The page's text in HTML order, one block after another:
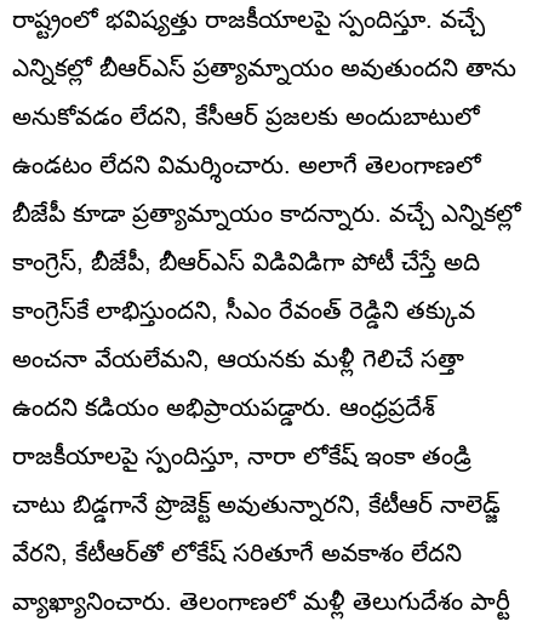
రాష్ట్రంలో భవిష్యత్తు రాజకీయాలపై స్పందిస్తూ. వచ్చే
ఎన్నికల్లో బీఆర్ఎస్ ప్రత్యామ్నాయం అవుతుందని తాను
అనుకోవడం లేదని, కేసీఆర్ ప్రజలకు అందుబాటులో
ఉండటం లేదని విమర్శించారు. అలాగే తెలంగాణలో
బీజేపీ కూడా ప్రత్యామ్నాయం కాదన్నారు. వచ్చే ఎన్నికల్లో
కాంగ్రెస్, బీజేపీ, బీఆర్ఎస్ విడివిడిగా పోటీ చేస్తే అది
కాంగ్రెస్‌కే లాభిస్తుందని, సీఎం రేవంత్ రెడ్డిని తక్కువ
అంచనా వేయలేమని, ఆయనకు మళ్లీ గెలిచే సత్తా
ఉందని కడియం అభిప్రాయపడ్డారు. ఆంధ్రప్రదేశ్
రాజకీయాలపై స్పందిస్తూ, నారా లోకేష్ ఇంకా తండ్రి
చాటు బిడ్డగానే ప్రొజెక్ట్ అవుతున్నారని, కేటీఆర్ నాలెడ్జ్
వేరని, కేటీఆర్‌తో లోకేష్ సరితూగే అవకాశం లేదని
వ్యాఖ్యానించారు. తెలంగాణలో మళ్లీ తెలుగుదేశం పార్టీ